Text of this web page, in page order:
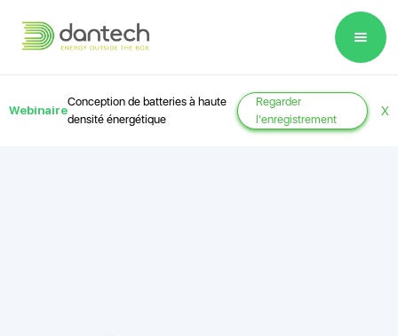
note:
includes
Webinaire
Conception de batteries à haute
densité énergétique
Regarder
l'enregistrement
X